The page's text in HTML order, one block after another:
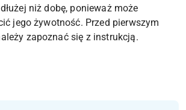
niż dobę, ponieważ może
jego żywotność. Przed pierwszym
zapoznać się z instrukcją.